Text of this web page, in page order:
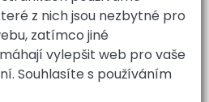
z nich jsou nezbytné pro
zatímco jiné
vylepšit web pro vaše
Souhlasíte s používáním